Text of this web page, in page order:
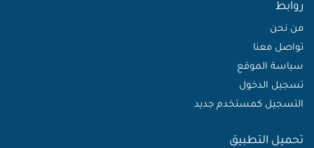
روابط
من نحن
تواصل معنا
سياسة الموقع
تسجيل الدخول
التسجيل كمستخدم جديد
تحميل التطبيق